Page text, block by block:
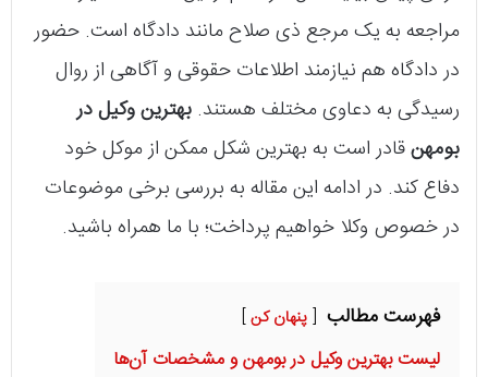
مراجعه به یک مرجع ذی صلاح مانند دادگاه است. حضور
در دادگاه هم نیازمند اطلاعات حقوقی و آگاهی از روال
رسیدگی به دعاوی مختلف هستند. بهترین وکیل در
بومهنقادر است به بهترین شکل ممکن از موکل خود
دفاع کند. در ادامه این مقاله به بررسی برخی موضوعات
در خصوص وکلا خواهیم پرداخت؛ با ما همراه باشید.
فهرست مطالب پنهان کن
لیست بهترین وکیل در بومهن و مشخصات آن‌ها